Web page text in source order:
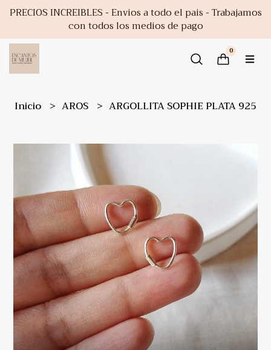
PRECIOS INCREIBLES - Envios a todo el pais - Trabajamos
con todos los medios de pago
0
Inicio AROS ARGOLLITA SOPHIE PLATA 925